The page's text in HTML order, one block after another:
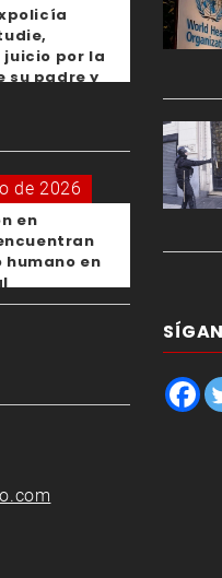
por la
su padre y
de 2026
en
humano en